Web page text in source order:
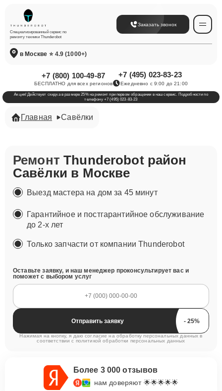
Специализированный сервис по
ремонту техники Thunderobot
Заказать звонок
в Москве ⭐ 4.9 (1000+)
+7 (800) 100-49-87
БЕСПЛАТНО для всех регионов
+7 (495) 023-83-23
Ежедневно с 9:00 до 21:00
Акция! Действует скидка в размере 25% на ремонт при первом обращении в наш сервис. Подробности по
телефону +7 (495) 023-83-23
Главная Савёлки
РемонтThunderobot район
Савёлки в Москве
Выезд мастера на дом за 45 минут
Гарантийное и постгарантийное обслуживание
до 2-х лет
Только запчасти от компании Thunderobot
Оставьте заявку, и наш менеджер проконсультирует вас и
поможет с выбором услуг
Отправить заявку
Нажимая на кнопку, я даю согласие на обработку персональных данных в
соответствии с политикой обработки персональных данных
Более 3 000 отзывов
нам доверяют 🌟🌟🌟🌟🌟